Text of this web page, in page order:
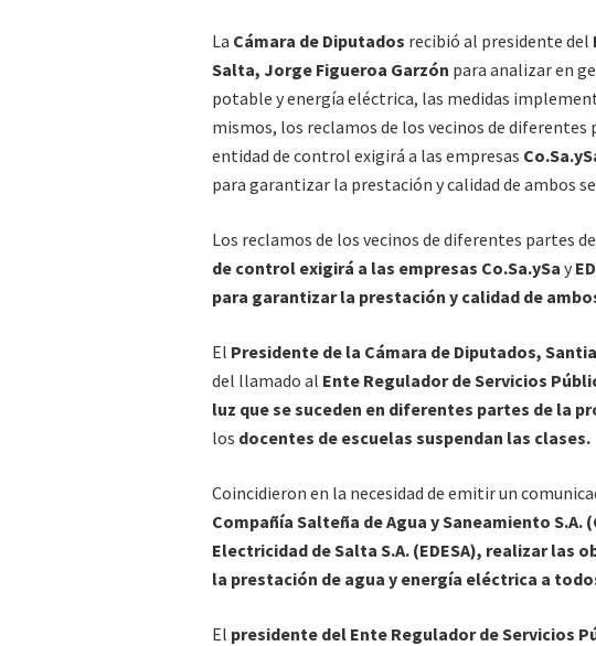
La Cámara de Diputados recibió al presidente del
Salta, Jorge Figueroa Garzón para analizar en
potable y energía eléctrica, las medidas
mismos, los reclamos de los vecinos de diferentes
entidad de control exigirá a las empresas
para garantizar la prestación y calidad de ambos
Los reclamos de los vecinos de diferentes partes
de control exigirá a las empresas Co.Sa.ySa y
para garantizar la prestación y calidad de
El Presidente de la Cámara de Diputados,
del llamado al Ente Regulador de Servicios
luz que se suceden en diferentes partes de la
los docentes de escuelas suspendan las clases.
Coincidieron en la necesidad de emitir un
Compañía Salteña de Agua y Saneamiento S.A.
Electricidad de Salta S.A. (EDESA), realizar las
la prestación de agua y energía eléctrica a
El presidente del Ente Regulador de Servicios